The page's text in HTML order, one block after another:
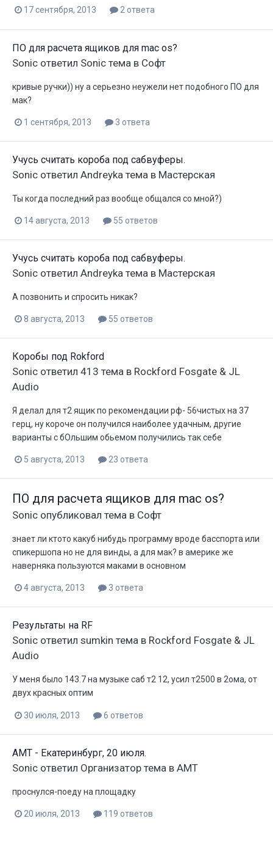
17 сентября, 2013 2 ответа
ПО для расчета ящиков для mac os?
Sonic ответил Sonic тема в Софт
кривые ручки)) ну а серьезно неужели нет подобного ПО для
мак?
1 сентября, 2013 3 ответа
Учусь считать короба под сабвуферы.
Sonic ответил Andreyka тема в Мастерская
Ты когда последний раз вообще общался со мной?)
14 августа, 2013 55 ответов
Учусь считать короба под сабвуферы.
Sonic ответил Andreyka тема в Мастерская
А позвонить и спросить никак?
8 августа, 2013 55 ответов
Коробы под Rokford
Sonic ответил 413 тема в Rockford Fosgate & JL
Audio
Я делал для т2 ящик по рекомендации рф- 56чистых на 37
герц, ну короче он получился наиболее удачным, другие
варианты с бОльшим обьемом получились так себе
5 августа, 2013 23 ответа
ПО для расчета ящиков для mac os?
Sonic опубликовал тема в Софт
знает ли ктото какуб нибудь программу вроде басспорта или
спикершопа но не для винды, а для мак? в америке же
наверняка пользуются маками в основном
4 августа, 2013 3 ответа
Результаты на RF
Sonic ответил sumkin тема в Rockford Fosgate & JL
Audio
У меня было 143.7 на музыке саб т2 12, усил т2500 в 2ома, от
двух красных оптим
30 июля, 2013 6 ответов
АМТ - Екатеринбург, 20 июля.
Sonic ответил Организатор тема в АМТ
проснулся-поеду на площадку
20 июля, 2013 119 ответов